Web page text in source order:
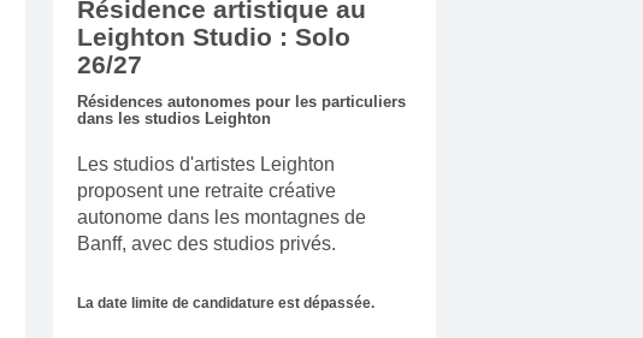
Résidence artistique au
Leighton Studio : Solo
26/27
Résidences autonomes pour les particuliers
dans les studios Leighton
Les studios d'artistes Leighton
proposent une retraite créative
autonome dans les montagnes de
Banff, avec des studios privés.
La date limite de candidature est dépassée.